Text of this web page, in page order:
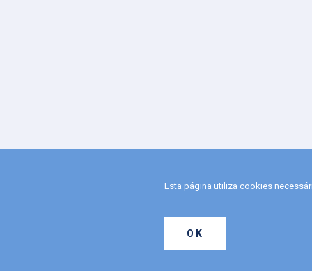
Esta página utiliza cookies
OK